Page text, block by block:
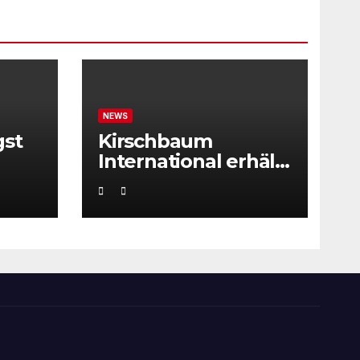
NEWS
Kirschbaum
International erhält
ITF Tournament
Recognition Award
2025